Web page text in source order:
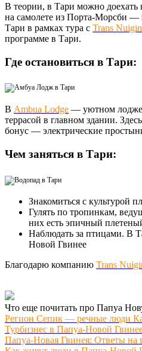
В теории, в Тари можно доехать
на самолете из Порта-Морсби
Тари в рамках тура с Trans
программе в Тари.
Где остановиться в Тари:
В Ambua Lodge — уютном лодже,
террасой в главном здании.
бонус — электрические
Чем заняться в Тари:
Знакомиться с культурой
Гулять по тропинкам,
них есть эпичный
Наблюдать за птицами. В
Новой Гвинее
Благодарю компанию Trans
Что еще почитать про Папуа
Регион Сепик — речные люди
Турбизнес в Папуа-Новой
Папуа-Новая Гвинея: Ответы на